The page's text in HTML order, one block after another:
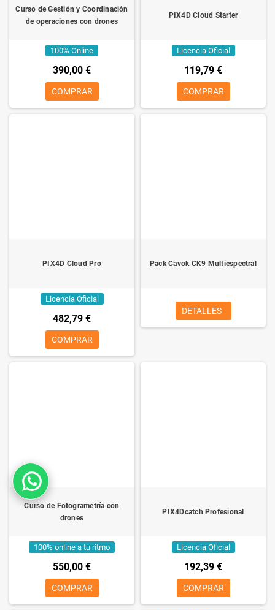
Curso de Gestión y Coordinación
de operaciones con drones
100% Online
390,00 €
COMPRAR
PIX4D Cloud Starter
Licencia Oficial
119,79 €
COMPRAR
PIX4D Cloud Pro
Licencia Oficial
482,79 €
COMPRAR
Pack Cavok CK9 Multiespectral
DETALLES
Curso de Fotogrametría con
drones
100% online a tu ritmo
550,00 €
COMPRAR
PIX4Dcatch Profesional
Licencia Oficial
192,39 €
COMPRAR